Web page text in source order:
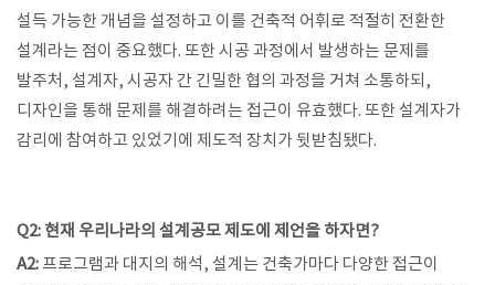
설득 가능한 개념을 설정하고 이를 건축적 어휘로 적절히 전환한
설계라는 점이 중요했다. 또한 시공 과정에서 발생하는 문제를
발주처, 설계자, 시공자 간 긴밀한 협의 과정을 거쳐 소통하되,
디자인을 통해 문제를 해결하려는 접근이 유효했다. 또한 설계자가
감리에 참여하고 있었기에 제도적 장치가 뒷받침됐다.
Q2: 현재 우리나라의 설계공모 제도에 제언을 하자면?​
A2:프로그램과 대지의 해석, 설계는 건축가마다 다양한 접근이